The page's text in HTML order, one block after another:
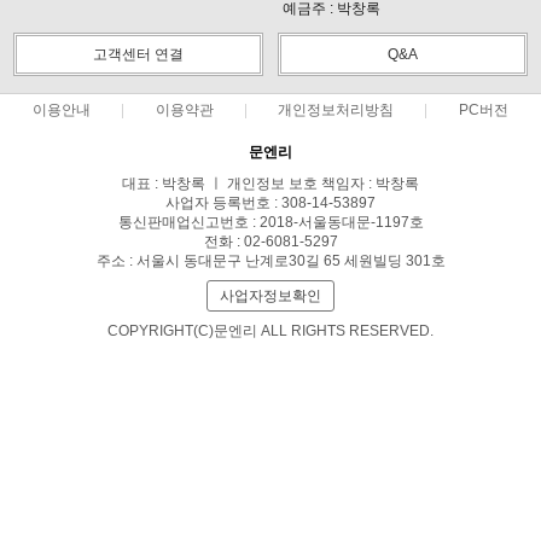
예금주 : 박창록
고객센터 연결 Q&A
이용안내 이용약관 개인정보처리방침 PC버전
문엔리
대표 : 박창록 ㅣ 개인정보 보호 책임자 : 박창록
사업자 등록번호 : 308-14-53897
통신판매업신고번호 : 2018-서울동대문-1197호
전화 : 02-6081-5297
주소 : 서울시 동대문구 난계로30길 65 세원빌딩 301호
사업자정보확인
COPYRIGHT(C)문엔리 ALL RIGHTS RESERVED.